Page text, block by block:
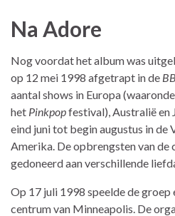
Na Adore
Nog voordat het album was
op 12 mei 1998 afgetrapt in de
aantal shows in Europa
het Pinkpopfestival), Australië en
eind juni tot begin augustus in de
Amerika. De opbrengsten van de
gedoneerd aan verschillende
Op 17 juli 1998 speelde de
centrum van Minneapolis. De